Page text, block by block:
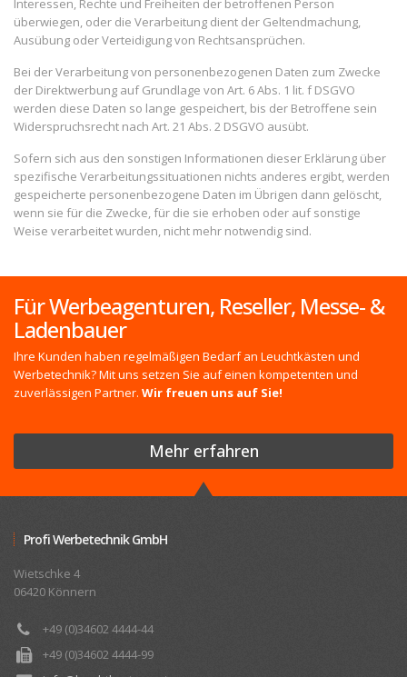
Interessen, Rechte und Freiheiten der betroffenen Person
überwiegen, oder die Verarbeitung dient der Geltendmachung,
Ausübung oder Verteidigung von Rechtsansprüchen.
Bei der Verarbeitung von personenbezogenen Daten zum Zwecke
der Direktwerbung auf Grundlage von Art. 6 Abs. 1 lit. f DSGVO
werden diese Daten so lange gespeichert, bis der Betroffene sein
Widerspruchsrecht nach Art. 21 Abs. 2 DSGVO ausübt.
Sofern sich aus den sonstigen Informationen dieser Erklärung über
spezifische Verarbeitungssituationen nichts anderes ergibt, werden
gespeicherte personenbezogene Daten im Übrigen dann gelöscht,
wenn sie für die Zwecke, für die sie erhoben oder auf sonstige
Weise verarbeitet wurden, nicht mehr notwendig sind.
Für Werbeagenturen, Reseller, Messe- &
Ladenbauer
Ihre Kunden haben regelmäßigen Bedarf an Leuchtkästen und
Werbetechnik? Mit uns setzen Sie auf einen kompetenten und
zuverlässigen Partner. Wir freuen uns auf Sie!
Mehr erfahren
Profi Werbetechnik GmbH
Wietschke 4
06420 Könnern
+49 (0)34602 4444-44
+49 (0)34602 4444-99